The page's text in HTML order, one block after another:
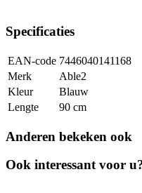
Specificaties
EAN-code 7446040141168
Merk
Able2
Kleur
Blauw
Lengte
90 cm
Anderen bekeken ook
Ook interessant voor